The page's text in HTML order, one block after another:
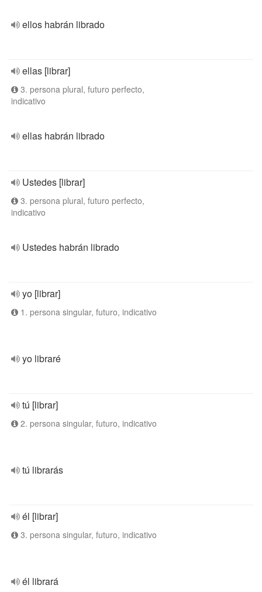
ellos habrán librado
ellas [librar]
3. persona plural, futuro perfecto,
indicativo
ellas habrán librado
Ustedes [librar]
3. persona plural, futuro perfecto,
indicativo
Ustedes habrán librado
yo [librar]
1. persona singular, futuro, indicativo
yo libraré
tú [librar]
2. persona singular, futuro, indicativo
tú librarás
él [librar]
3. persona singular, futuro, indicativo
él librará